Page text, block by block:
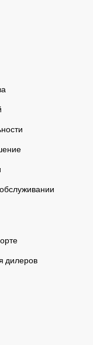
дилеров